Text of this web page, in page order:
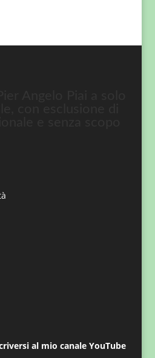
al mio canale YouTube